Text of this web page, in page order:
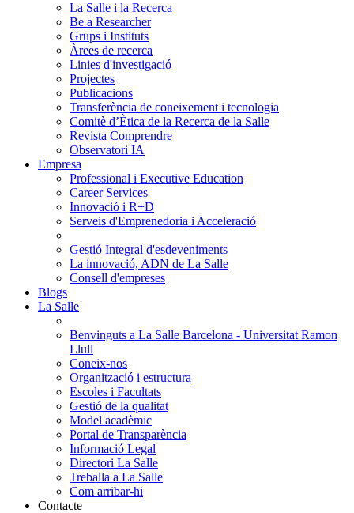
La Salle i la Recerca
Be a Researcher
Grups i Instituts
Àrees de recerca
Linies d'investigació
Projectes
Publicacions
Transferència de coneixement i tecnologia
Comitè d’Ètica de la Recerca de la Salle
Revista Comprendre
Observatori IA
Empresa
Professional i Executive Education
Career Services
Innovació i R+D
Serveis d'Emprenedoria i Acceleració
Gestió Integral d'esdeveniments
La innovació, ADN de La Salle
Consell d'empreses
Blogs
La Salle
Benvinguts a La Salle Barcelona - Universitat Ramon
Llull
Coneix-nos
Organització i estructura
Escoles i Facultats
Gestió de la qualitat
Model acadèmic
Portal de Transparència
Informació Legal
Directori La Salle
Treballa a La Salle
Com arribar-hi
Contacte